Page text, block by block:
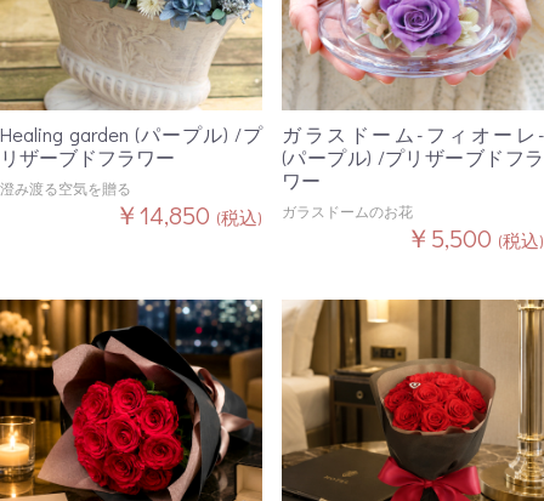
Healing garden (パープル) /プ
リザーブドフラワー
澄み渡る空気を贈る
￥14,850 (税込)
ガラスドーム-フィオーレ-
(パープル) /プリザーブドフラ
ワー
ガラスドームのお花
￥5,500 (税込)